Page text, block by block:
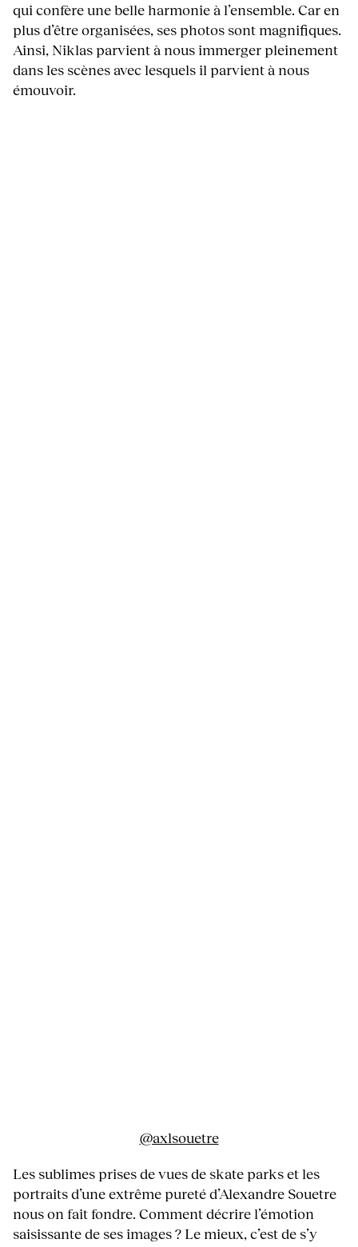
qui confère une belle harmonie à l’ensemble. Car en
plus d’être organisées, ses photos sont magnifiques.
Ainsi, Niklas parvient à nous immerger pleinement
dans les scènes avec lesquels il parvient à nous
émouvoir.
@axlsouetre
Les sublimes prises de vues de skate parks et les
portraits d’une extrême pureté d’Alexandre Souetre
nous on fait fondre. Comment décrire l’émotion
saisissante de ses images ? Le mieux, c’est de s’y